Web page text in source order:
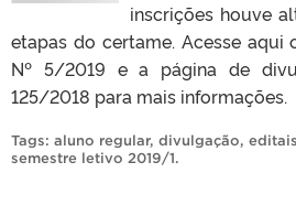
inscrições houve
etapas do certame. Acesse aqui
Nº 5/2019 e a página de
125/2018 para mais informações.
Tags: aluno regular, divulgação, editais
semestre letivo 2019/1.